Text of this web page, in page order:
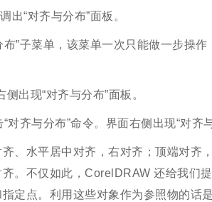
“对齐与分布”面板。
”子菜单，该菜单一次只能做一步操作
出现“对齐与分布”面板。
齐与分布”命令。界面右侧出现“对齐与
、水平居中对齐，右对齐；顶端对齐
。不仅如此，CorelDRAW 还给我们
定点。利用这些对象作为参照物的话是